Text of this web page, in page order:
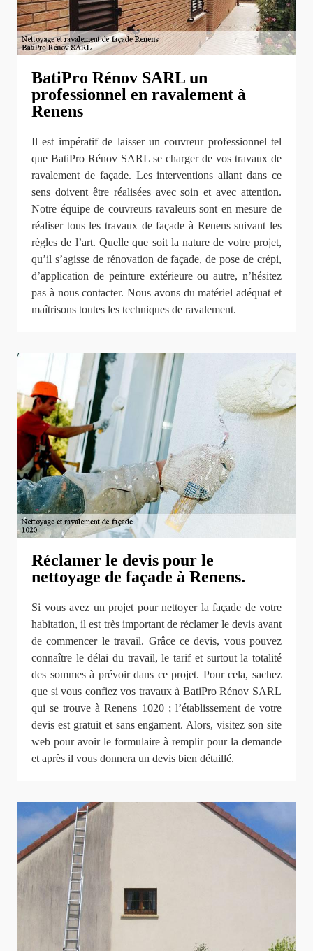
BatiPro Rénov SARL un
professionnel en ravalement à
Renens
Il est impératif de laisser un couvreur professionnel tel
que BatiPro Rénov SARL se charger de vos travaux de
ravalement de façade. Les interventions allant dans ce
sens doivent être réalisées avec soin et avec attention.
Notre équipe de couvreurs ravaleurs sont en mesure de
réaliser tous les travaux de façade à Renens suivant les
règles de l’art. Quelle que soit la nature de votre projet,
qu’il s’agisse de rénovation de façade, de pose de crépi,
d’application de peinture extérieure ou autre, n’hésitez
pas à nous contacter. Nous avons du matériel adéquat et
maîtrisons toutes les techniques de ravalement.
Réclamer le devis pour le
nettoyage de façade à Renens.
Si vous avez un projet pour nettoyer la façade de votre
habitation, il est très important de réclamer le devis avant
de commencer le travail. Grâce ce devis, vous pouvez
connaître le délai du travail, le tarif et surtout la totalité
des sommes à prévoir dans ce projet. Pour cela, sachez
que si vous confiez vos travaux à BatiPro Rénov SARL
qui se trouve à Renens 1020 ; l’établissement de votre
devis est gratuit et sans engament. Alors, visitez son site
web pour avoir le formulaire à remplir pour la demande
et après il vous donnera un devis bien détaillé.